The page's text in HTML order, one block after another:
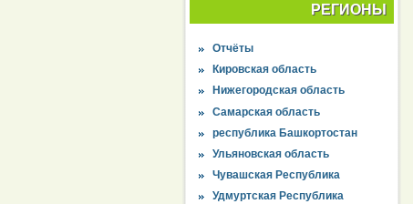
РЕГИОНЫ
Отчёты
Кировская область
Нижегородская область
Самарская область
республика Башкортостан
Ульяновская область
Чувашская Республика
Удмуртская Республика